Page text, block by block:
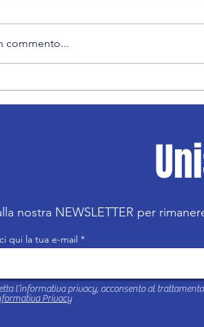
tecnica con Vero
commento...
nostra NEWSLETTER per
qui la tua e-mail
l’informativa privacy, acconsento al
Privacy